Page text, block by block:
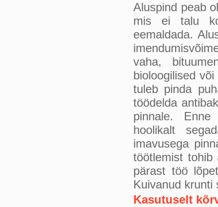
Aluspind peab
mis ei talu
eemaldada.
vaha,
bioloogilised
tuleb pinda
töödelda
pinnale.
hoolikalt
imavusega
töötlemist tohib
pärast töö
Kuivanud krunti
Kasutuselt